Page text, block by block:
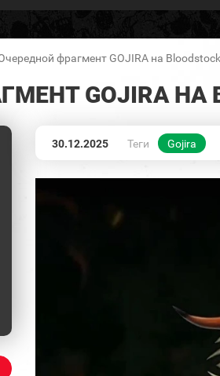
фрагмент GOJIRA на
GOJIRA НА
30.12.2025 Теги Gojira